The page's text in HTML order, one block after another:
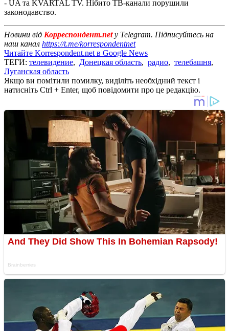
- UA та KVARTAL TV. Нібито ТВ-канали порушили
законодавство.
Новини від Корреспондент.netу Telegram. Підписуйтесь на
наш канал https://t.me/korrespondentnet
Читайте Korrespondent.net в Google News
ТЕГИ: телевидение, Донецкая область, радио, телебашня,
Луганская область
Якщо ви помітили помилку, виділіть необхідний текст і
натисніть Ctrl + Enter, щоб повідомити про це редакцію.